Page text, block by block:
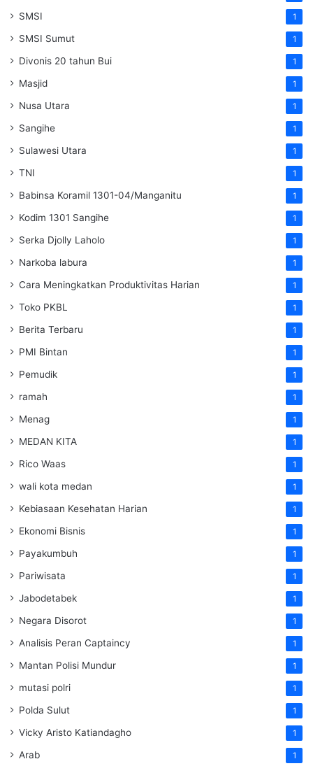
SMSI 1
SMSI Sumut 1
Divonis 20 tahun Bui 1
Masjid 1
Nusa Utara 1
Sangihe 1
Sulawesi Utara 1
TNI 1
Babinsa Koramil 1301-04/Manganitu 1
Kodim 1301 Sangihe 1
Serka Djolly Laholo 1
Narkoba labura 1
Cara Meningkatkan Produktivitas Harian 1
Toko PKBL 1
Berita Terbaru 1
PMI Bintan 1
Pemudik 1
ramah 1
Menag 1
MEDAN KITA 1
Rico Waas 1
wali kota medan 1
Kebiasaan Kesehatan Harian 1
Ekonomi Bisnis 1
Payakumbuh 1
Pariwisata 1
Jabodetabek 1
Negara Disorot 1
Analisis Peran Captaincy 1
Mantan Polisi Mundur 1
mutasi polri 1
Polda Sulut 1
Vicky Aristo Katiandagho 1
Arab 1